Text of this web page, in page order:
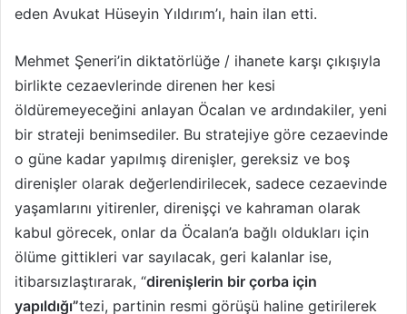
eden Avukat Hüseyin Yıldırım’ı, hain ilan etti.
Mehmet Şeneri’in diktatörlüğe / ihanete karşı çıkışıyla
birlikte cezaevlerinde direnen her kesi
öldüremeyeceğini anlayan Öcalan ve ardındakiler, yeni
bir strateji benimsediler. Bu stratejiye göre cezaevinde
o güne kadar yapılmış direnişler, gereksiz ve boş
direnişler olarak değerlendirilecek, sadece cezaevinde
yaşamlarını yitirenler, direnişçi ve kahraman olarak
kabul görecek, onlar da Öcalan’a bağlı oldukları için
ölüme gittikleri var sayılacak, geri kalanlar ise,
itibarsızlaştırarak, “direnişlerin bir çorba için
yapıldığı”tezi, partinin resmi görüşü haline getirilerek